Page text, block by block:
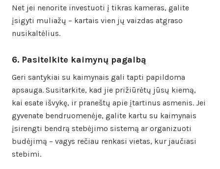
Net jei nenorite investuoti į tikras kameras, galite
įsigyti muliažų – kartais vien jų vaizdas atgraso
nusikaltėlius.
6. Pasitelkite kaimynų pagalbą
Geri santykiai su kaimynais gali tapti papildoma
apsauga. Susitarkite, kad jie prižiūrėtų jūsų kiemą,
kai esate išvykę, ir praneštų apie įtartinus asmenis. Jei
gyvenate bendruomenėje, galite kartu su kaimynais
įsirengti bendrą stebėjimo sistemą ar organizuoti
budėjimą – vagys rečiau renkasi vietas, kur jaučiasi
stebimi.